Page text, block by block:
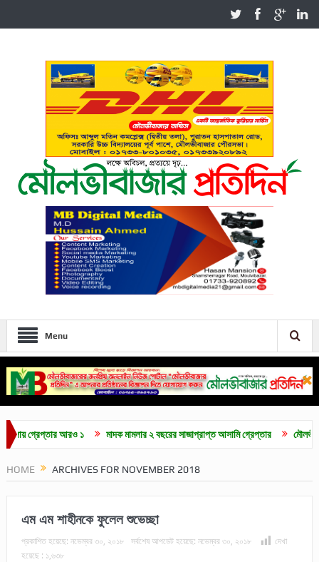
Menu
আরও ১ মাদক মামলার ২ বছরের সাজাপ্রাপ্ত আসামি গ্রেপ্তার মৌলভীবাজারে চা-
HOME ARCHIVES FOR NOVEMBER 2018
এম এম শাহীনকে ফুলেল শুভেচ্ছা
প্রকাশিত হয়েছে: নভেম্বর ৩০, ২০১৮ সর্বশেষ আপডেট হয়েছে: নভেম্বর ৩০, ২০১৮
দেখা
হয়েছে : ১,৬৩৮